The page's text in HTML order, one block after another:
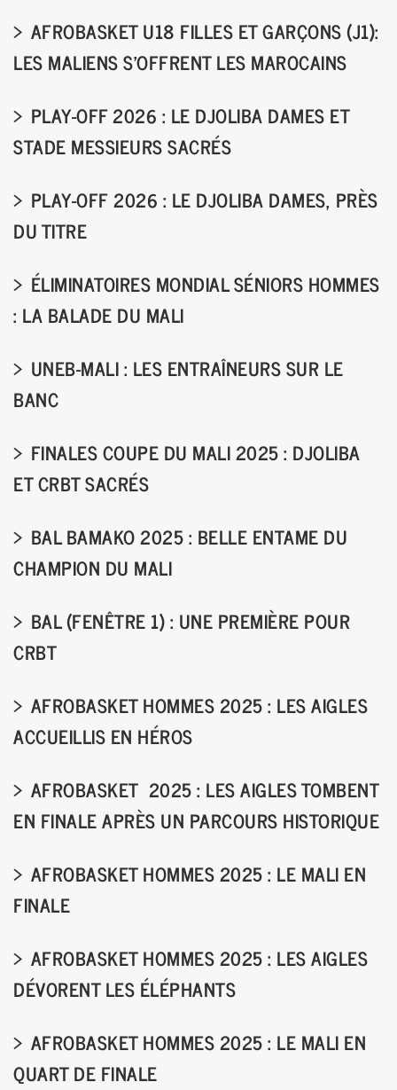
AFROBASKET U18 FILLES ET GARÇONS (J1):
LES MALIENS S’OFFRENT LES MAROCAINS
PLAY-OFF 2026 : LE DJOLIBA DAMES ET
STADE MESSIEURS SACRÉS
PLAY-OFF 2026 : LE DJOLIBA DAMES, PRÈS
DU TITRE
ÉLIMINATOIRES MONDIAL SÉNIORS HOMMES
: LA BALADE DU MALI
UNEB-MALI : LES ENTRAÎNEURS SUR LE
BANC
FINALES COUPE DU MALI 2025 : DJOLIBA
ET CRBT SACRÉS
BAL BAMAKO 2025 : BELLE ENTAME DU
CHAMPION DU MALI
BAL (FENÊTRE 1) : UNE PREMIÈRE POUR
CRBT
AFROBASKET HOMMES 2025 : LES AIGLES
ACCUEILLIS EN HÉROS
AFROBASKET 2025 : LES AIGLES TOMBENT
EN FINALE APRÈS UN PARCOURS HISTORIQUE
AFROBASKET HOMMES 2025 : LE MALI EN
FINALE
AFROBASKET HOMMES 2025 : LES AIGLES
DÉVORENT LES ÉLÉPHANTS
AFROBASKET HOMMES 2025 : LE MALI EN
QUART DE FINALE